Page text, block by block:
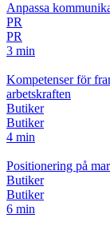
Anpassa
PR
PR
3 min
Kompetenser för
arbetskraften
Butiker
Butiker
4 min
Positionering på
Butiker
Butiker
6 min